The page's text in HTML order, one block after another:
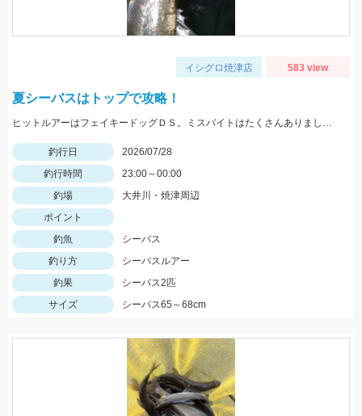
イシグロ焼津店 583 view
夏シーバスはトップで攻略！
ヒットルアーはフェイキードッグＤＳ。ミスバイトはたくさんありましたよ！トップは楽しいですね♪
釣行日
2026/07/28
釣行時間
23:00～00:00
釣場
大井川・焼津周辺
ポイント
釣魚
シーバス
釣り方
シーバスルアー
釣果
シーバス2匹
サイズ
シーバス65～68cm